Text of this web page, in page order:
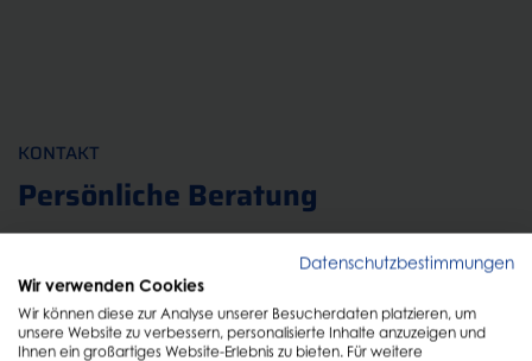
KONTAKT
Persönliche Beratung
Füllen Sie einfach das Formular aus und wir melden
uns schnellstmöglich zurück!
Datenschutzbestimmungen
Wir verwenden Cookies
Wir können diese zur Analyse unserer Besucherdaten platzieren, um
unsere Website zu verbessern, personalisierte Inhalte anzuzeigen und
Ihnen ein großartiges Website-Erlebnis zu bieten. Für weitere